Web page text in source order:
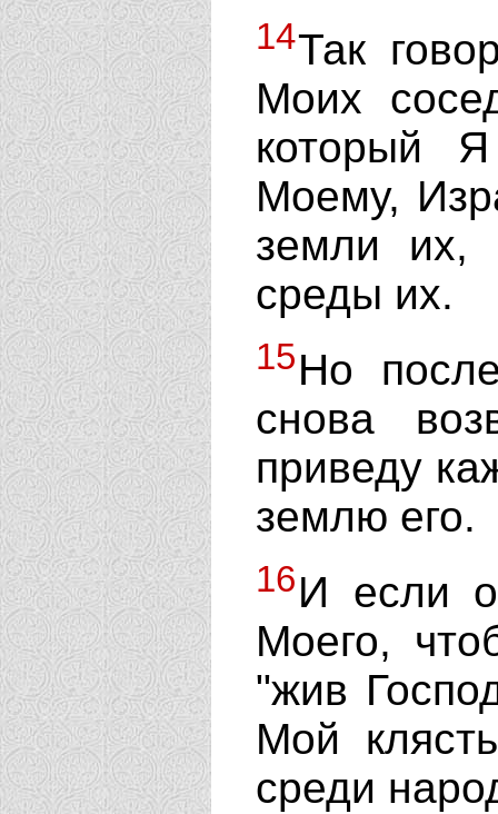
14Так
Моих
который
Моему,
земли их,
среды их.
15Но
снова
приведу
землю его.
16И если
Моего,
"жив
Мой
среди